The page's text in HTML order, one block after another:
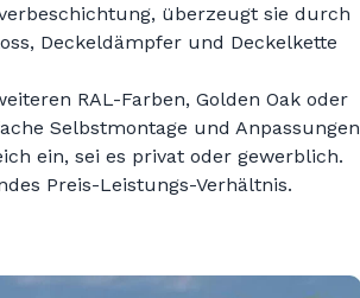
überzeugt sie durch
Deckeldämpfer und Deckelkette
RAL-Farben, Golden Oak oder
Selbstmontage und Anpassungen
ein, sei es privat oder gewerblich.
Preis-Leistungs-Verhältnis.